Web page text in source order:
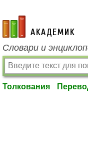
academic.ru
Словари и
Толкования